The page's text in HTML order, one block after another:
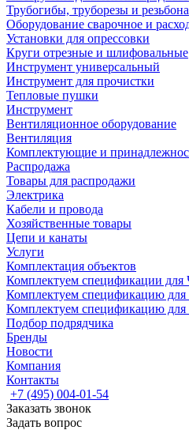
Трубогибы, труборезы и
Оборудование сварочное и
Установки для опрессовки
Круги отрезные и шлифовальные
Инструмент универсальный
Инструмент для прочистки
Тепловые пушки
Инструмент
Вентиляционное оборудование
Вентиляция
Комплектующие и
Распродажа
Товары для распродажи
Электрика
Кабели и провода
Хозяйственные товары
Цепи и канаты
Услуги
Комплектация объектов
Комплектуем спецификации для
Комплектуем спецификацию для
Комплектуем спецификацию
Подбор подрядчика
Бренды
Новости
Компания
Контакты
+7 (495) 004-01-54
Заказать звонок
Задать вопрос